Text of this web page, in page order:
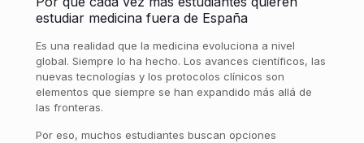
estudiar medicina fuera de España
Es una realidad que la medicina evoluciona a nivel
global. Siempre lo ha hecho. Los avances científicos, las
nuevas tecnologías y los protocolos clínicos son
elementos que siempre se han expandido más allá de
las fronteras.
Por eso, muchos estudiantes buscan opciones